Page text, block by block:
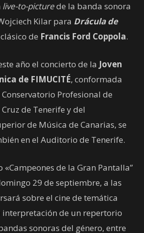
live-to-picturede la banda sonora
Kilar para Drácula de
de Francis Ford Coppola.
año el concierto de la Joven
de FIMUCITÉ, conformada
Profesional de
de Tenerife y del
de Música de Canarias, se
en el Auditorio de Tenerife.
de la Gran Pantalla”
29 de septiembre, a las
sobre el cine de temática
interpretación de un repertorio
sonoras del género, entre